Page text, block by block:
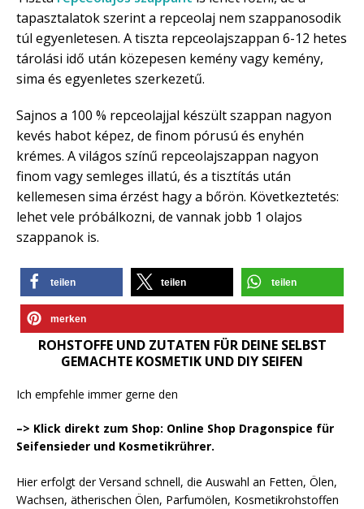
tapasztalatok szerint a repceolaj nem szappanosodik
túl egyenletesen. A tiszta repceolajszappan 6-12 hetes
tárolási idő után közepesen kemény vagy kemény,
sima és egyenletes szerkezetű.
Sajnos a 100 % repceolajjal készült szappan nagyon
kevés habot képez, de finom pórusú és enyhén
krémes. A világos színű repceolajszappan nagyon
finom vagy semleges illatú, és a tisztítás után
kellemesen sima érzést hagy a bőrön. Következtetés:
lehet vele próbálkozni, de vannak jobb 1 olajos
szappanok is.
teilen teilen teilen
merken
ROHSTOFFE UND ZUTATEN FÜR DEINE SELBST
GEMACHTE KOSMETIK UND DIY SEIFEN
Ich empfehle immer gerne den
–> Klick direkt zum Shop: Online Shop Dragonspice für
Seifensieder und Kosmetikrührer.
Hier erfolgt der Versand schnell, die Auswahl an Fetten, Ölen,
Wachsen, ätherischen Ölen, Parfumölen, Kosmetikrohstoffen